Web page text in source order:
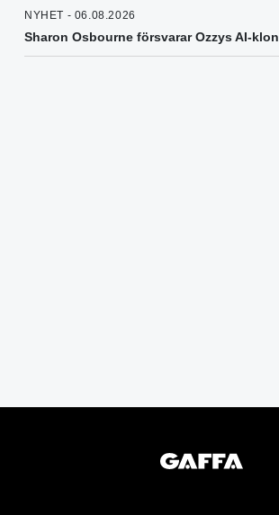
NYHET - 06.08.2026
Sharon Osbourne försvarar Ozzys AI-klon